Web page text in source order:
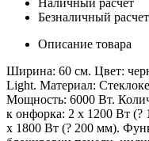
Наличный расчет
Безналичный расчет
Описание товара
Ширина: 60 см. Цвет:
Light. Материал:
Мощность: 6000 Вт.
к онфорка: 2 х 1200 Вт
х 1800 Вт (? 200 мм).